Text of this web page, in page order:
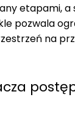
etapami,
pozwala
na